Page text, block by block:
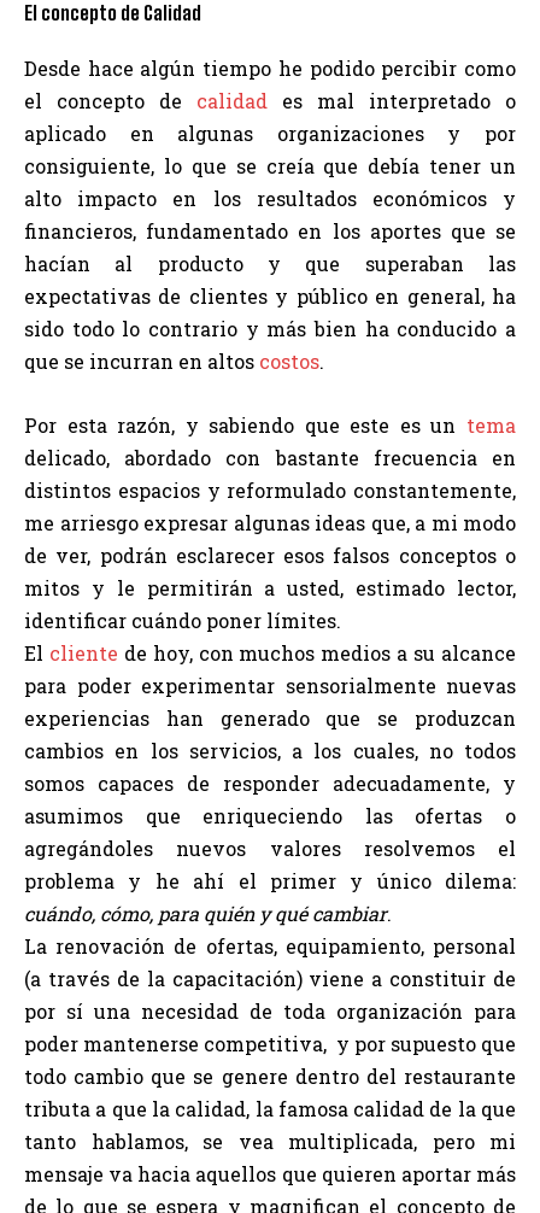
El concepto de Calidad
Desde hace algún tiempo he podido percibir como
el concepto de calidad es mal interpretado o
aplicado en algunas organizaciones y por
consiguiente, lo que se creía que debía tener un
alto impacto en los resultados económicos y
financieros, fundamentado en los aportes que se
hacían al producto y que superaban las
expectativas de clientes y público en general, ha
sido todo lo contrario y más bien ha conducido a
que se incurran en altos costos.
Por esta razón, y sabiendo que este es un tema
delicado, abordado con bastante frecuencia en
distintos espacios y reformulado constantemente,
me arriesgo expresar algunas ideas que, a mi modo
de ver, podrán esclarecer esos falsos conceptos o
mitos y le permitirán a usted, estimado lector,
identificar cuándo poner límites.
El cliente de hoy, con muchos medios a su alcance
para poder experimentar sensorialmente nuevas
experiencias han generado que se produzcan
cambios en los servicios, a los cuales, no todos
somos capaces de responder adecuadamente, y
asumimos que enriqueciendo las ofertas o
agregándoles nuevos valores resolvemos el
problema y he ahí el primer y único dilema:
cuándo, cómo, para quién y qué cambiar.
La renovación de ofertas, equipamiento, personal
(a través de la capacitación) viene a constituir de
por sí una necesidad de toda organización para
poder mantenerse competitiva, y por supuesto que
todo cambio que se genere dentro del restaurante
tributa a que la calidad, la famosa calidad de la que
tanto hablamos, se vea multiplicada, pero mi
mensaje va hacia aquellos que quieren aportar más
de lo que se espera y magnifican el concepto de